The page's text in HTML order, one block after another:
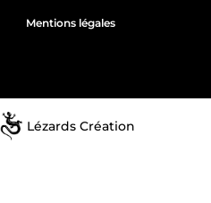
Mentions légales
Lézards Création